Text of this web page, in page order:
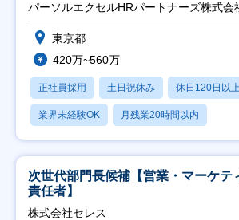
パーソルエクセルHRパートナーズ株式会
東京都
420万~560万
正社員採用 土日祝休み 休日120日以上
業界未経験OK 月残業20時間以内
次世代部門長候補【営業・マーケテ
責任者】
株式会社セレス